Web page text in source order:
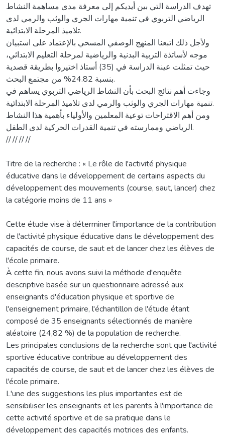
تهدف الدراسة التي بين أيديكم إلى معرفة مدى مساهمة النشاط
الرياضي التربوي في تنمية مهارات الجري والوثب والرمي لدى
تلاميذ المرحلة الابتدائية.
ولأجل ذلك اتبعنا المنهج الوصفي المسحي بالإعتماد على استبيان
موجه لأساتذة التربية البدنية والرياضية لمرحلة التعليم الابتدائي،
حيث تمثلت عينة الدراسة في (35) أستاذ اختيروا بطريقة قصدية
بنسبة 24.82% من مجتمع البحث.
وجاءت أهم نتائج البحث بأن النشاط الرياضي التربوي يساهم في
تنمية مهارات الجري والوثب والرمي لدى تلاميذ المرحلة الابتدائية.
ومن أهم الاقتراحات توعية المعلمين والأولياء بأهمية هذا النشاط
الرياضي وممارسته في تنمية القدرات الحركية لدى الطفل.
// // // //
Titre de la recherche : « Le rôle de l'activité physique
éducative dans le développement de certains aspects du
développement des mouvements (course, saut, lancer) chez
la catégorie moins de 11 ans »
Cette étude vise à déterminer l'importance de la contribution
de l'activité physique éducative dans le développement des
capacités de course, de saut et de lancer chez les élèves de
l'école primaire.
À cette fin, nous avons suivi la méthode d'enquête
descriptive basée sur un questionnaire adressé aux
enseignants d'éducation physique et sportive de
l'enseignement primaire, l'échantillon de l'étude étant
composé de 35 enseignants sélectionnés de manière
aléatoire (24,82 %) de la population de recherche.
Les principales conclusions de la recherche sont que l'activité
sportive éducative contribue au développement des
capacités de course, de saut et de lancer chez les élèves de
l'école primaire.
L'une des suggestions les plus importantes est de
sensibiliser les enseignants et les parents à l'importance de
cette activité sportive et de sa pratique dans le
développement des capacités motrices des enfants.